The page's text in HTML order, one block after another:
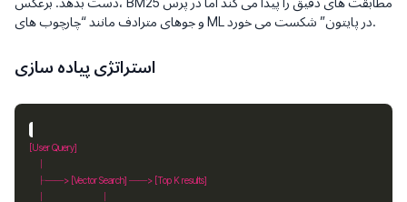
و جوهای مترادف مانند “چارچوب های ML در پایتون” شکست می خورد.
استراتژی پیاده سازی